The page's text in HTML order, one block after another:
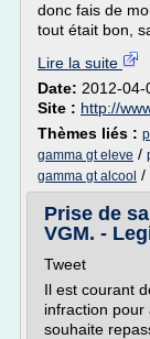
donc fais de
tout était bon,
Lire la suite
Date: 2012-04-
Site : http://
Thèmes liés :
gamma gt eleve /
gamma gt alcool /
Prise de
VGM. -
Tweet
Il est courant
infraction pour
souhaite